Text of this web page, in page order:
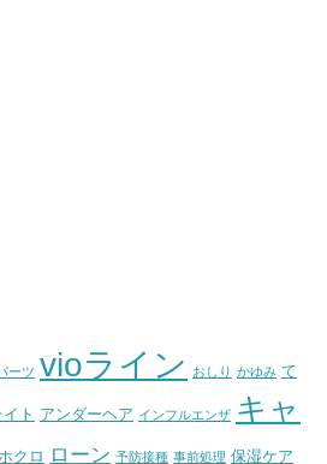
ーツ vioライン おしり かゆみ て
ト アンダーヘア インフルエンザ キャ
ホクロ ローン 予防接種 事前処理 保湿ケア